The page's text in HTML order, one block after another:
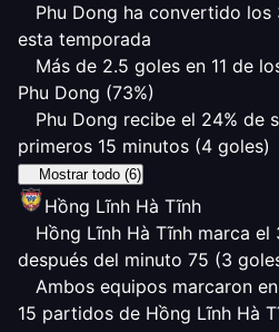
Phu Dong ha convertido los
esta temporada
Más de 2.5 goles en 11 de
Phu Dong (73%)
Phu Dong recibe el 24% de
primeros 15 minutos (4 goles)
Mostrar todo (6)
Hồng Lĩnh Hà Tĩnh
Hồng Lĩnh Hà Tĩnh marca el
después del minuto 75 (3
Ambos equipos marcaron
15 partidos de Hồng Lĩnh Hà